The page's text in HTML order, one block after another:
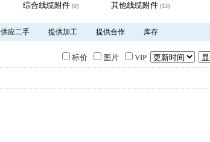
综合线缆附件 (0) 其他线缆附件 (13)
供应二手 提供加工 提供合作 库存
标价 图片 VIP